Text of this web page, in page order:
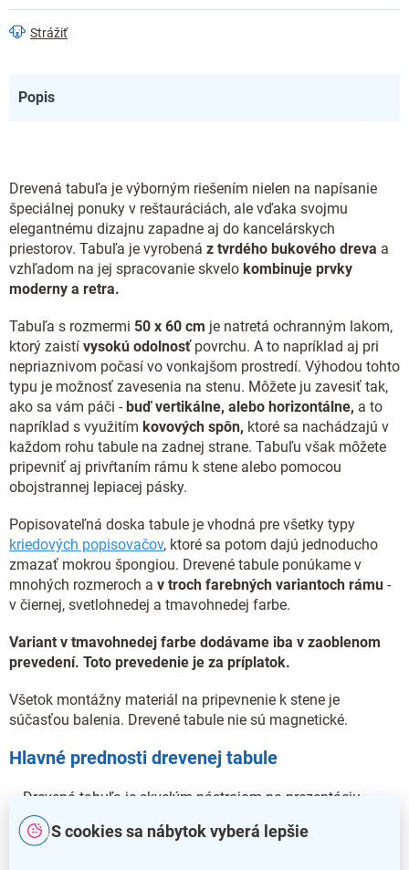
S cookies sa nábytok vyberá lepšie
Strážiť
Popis
Drevená tabuľa je výborným riešením nielen na napísanie
špeciálnej ponuky v reštauráciách, ale vďaka svojmu
elegantnému dizajnu zapadne aj do kancelárskych
priestorov. Tabuľa je vyrobená z tvrdého bukového dreva a
vzhľadom na jej spracovanie skvelo kombinuje prvky
moderny a retra.
Tabuľa s rozmermi 50 x 60 cm je natretá ochranným lakom,
ktorý zaistí vysokú odolnosťpovrchu. A to napríklad aj pri
nepriaznivom počasí vo vonkajšom prostredí. Výhodou tohto
typu je možnosť zavesenia na stenu. Môžete ju zavesiť tak,
ako sa vám páči - buď vertikálne, alebo horizontálne, a to
napríklad s využitím kovových spôn, ktoré sa nachádzajú v
každom rohu tabule na zadnej strane. Tabuľu však môžete
pripevniť aj privŕtaním rámu k stene alebo pomocou
obojstrannej lepiacej pásky.
Popisovateľná doska tabule je vhodná pre všetky typy
kriedových popisovačov, ktoré sa potom dajú jednoducho
zmazať mokrou špongiou. Drevené tabule ponúkame v
mnohých rozmeroch a v troch farebných variantoch rámu -
v čiernej, svetlohnedej a tmavohnedej farbe.
Variant v tmavohnedej farbe dodávame iba v zaoblenom
prevedení. Toto prevedenie je za príplatok.
Všetok montážny materiál na pripevnenie k stene je
súčasťou balenia. Drevené tabule nie sú magnetické.
Hlavné prednosti drevenej tabule
Drevená tabuľa je skvelým nástrojom na prezentáciu
informácií
Je vyrobená z tvrdého bukového dreva